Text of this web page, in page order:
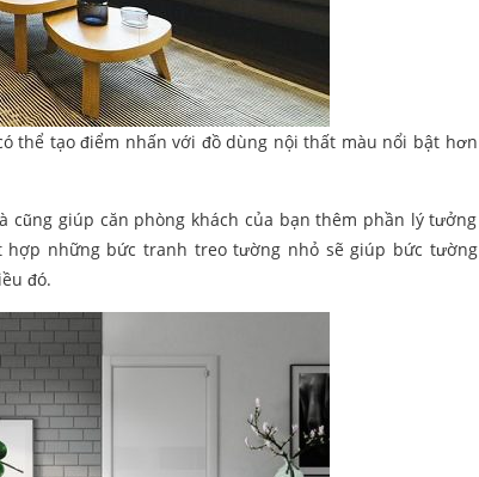
thể tạo điểm nhấn với đồ dùng nội thất màu nổi bật hơn
giúp căn phòng khách của bạn thêm phần lý tưởng
những bức tranh treo tường nhỏ sẽ giúp bức tường
đó.